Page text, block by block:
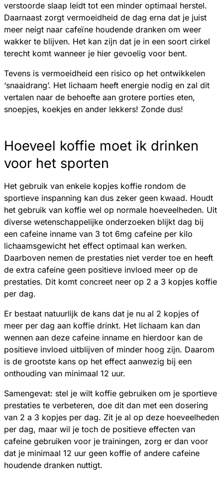
verstoorde slaap leidt tot een minder optimaal herstel.
Daarnaast zorgt vermoeidheid de dag erna dat je juist
meer neigt naar cafeïne houdende dranken om weer
wakker te blijven. Het kan zijn dat je in een soort cirkel
terecht komt wanneer je hier gevoelig voor bent.
Tevens is vermoeidheid een risico op het ontwikkelen
‘snaaidrang’. Het lichaam heeft energie nodig en zal dit
vertalen naar de behoefte aan grotere porties eten,
snoepjes, koekjes en ander lekkers! Zonde dus!
Hoeveel koffie moet ik drinken
voor het sporten
Het gebruik van enkele kopjes koffie rondom de
sportieve inspanning kan dus zeker geen kwaad. Houdt
het gebruik van koffie wel op normale hoeveelheden. Uit
diverse wetenschappelijke onderzoeken blijkt dag bij
een cafeine inname van 3 tot 6mg cafeine per kilo
lichaamsgewicht het effect optimaal kan werken.
Daarboven nemen de prestaties niet verder toe en heeft
de extra cafeine geen positieve invloed meer op de
prestaties. Dit komt concreet neer op 2 a 3 kopjes koffie
per dag.
Er bestaat natuurlijk de kans dat je nu al 2 kopjes of
meer per dag aan koffie drinkt. Het lichaam kan dan
wennen aan deze cafeine inname en hierdoor kan de
positieve invloed uitblijven of minder hoog zijn. Daarom
is de grootste kans op het effect aanwezig bij een
onthouding van minimaal 12 uur.
Samengevat: stel je wilt koffie gebruiken om je sportieve
prestaties te verbeteren, doe dit dan met een dosering
van 2 a 3 kopjes per dag. Zit je al op deze hoeveelheden
per dag, maar wil je toch de positieve effecten van
cafeine gebruiken voor je trainingen, zorg er dan voor
dat je minimaal 12 uur geen koffie of andere cafeine
houdende dranken nuttigt.